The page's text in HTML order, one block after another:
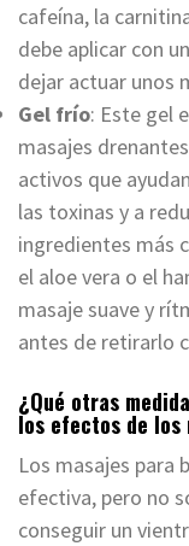
cafeína, la
debe aplicar con
dejar actuar unos
Gel frío: Este gel
masajes
activos que
las toxinas y a
ingredientes más
el aloe vera o el
masaje suave y
antes de retirarlo
¿Qué otras
los efectos de
Los masajes para
efectiva, pero no
conseguir un